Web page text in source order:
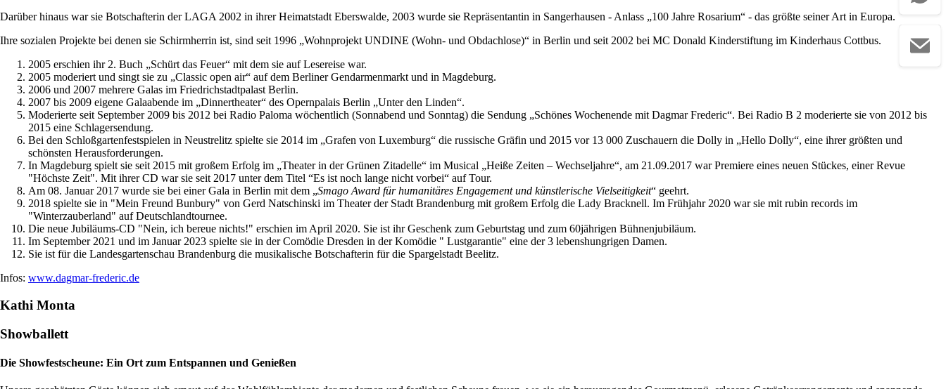
Darüber hinaus war sie Botschafterin der LAGA 2002 in ihrer Heimatstadt Eberswalde, 2003 wurde sie Repräsentantin in Sangerhausen - Anlass „100 Jahre Rosarium“ - das größte seiner Art in Europa.
Ihre sozialen Projekte bei denen sie Schirmherrin ist, sind seit 1996 „Wohnprojekt UNDINE (Wohn- und Obdachlose)“ in Berlin und seit 2002 bei MC Donald Kinderstiftung im Kinderhaus Cottbus.
2005 erschien ihr 2. Buch „Schürt das Feuer“ mit dem sie auf Lesereise war.
2005 moderiert und singt sie zu „Classic open air“ auf dem Berliner Gendarmenmarkt und in Magdeburg.
2006 und 2007 mehrere Galas im Friedrichstadtpalast Berlin.
2007 bis 2009 eigene Galaabende im „Dinnertheater“ des Opernpalais Berlin „Unter den Linden“.
Moderierte seit September 2009 bis 2012 bei Radio Paloma wöchentlich (Sonnabend und Sonntag) die Sendung „Schönes Wochenende mit Dagmar Frederic“. Bei Radio B 2 moderierte sie von 2012 bis
2015 eine Schlagersendung.
Bei den Schloßgartenfestspielen in Neustrelitz spielte sie 2014 im „Grafen von Luxemburg“ die russische Gräfin und 2015 vor 13 000 Zuschauern die Dolly in „Hello Dolly“, eine ihrer größten und
schönsten Herausforderungen.
In Magdeburg spielt sie seit 2015 mit großem Erfolg im „Theater in der Grünen Zitadelle“ im Musical „Heiße Zeiten – Wechseljahre“, am 21.09.2017 war Premiere eines neuen Stückes, einer Revue
"Höchste Zeit". Mit ihrer CD war sie seit 2017 unter dem Titel “Es ist noch lange nicht vorbei“ auf Tour.
Am 08. Januar 2017 wurde sie bei einer Gala in Berlin mit dem „Smago Award für humanitäres Engagement und künstlerische Vielseitigkeit“ geehrt.
2018 spielte sie in "Mein Freund Bunbury" von Gerd Natschinski im Theater der Stadt Brandenburg mit großem Erfolg die Lady Bracknell. Im Frühjahr 2020 war sie mit rubin records im
"Winterzauberland" auf Deutschlandtournee.
Die neue Jubiläums-CD "Nein, ich bereue nichts!" erschien im April 2020. Sie ist ihr Geschenk zum Geburtstag und zum 60jährigen Bühnenjubiläum.
Im September 2021 und im Januar 2023 spielte sie in der Comödie Dresden in der Komödie " Lustgarantie" eine der 3 lebenshungrigen Damen.
Sie ist für die Landesgartenschau Brandenburg die musikalische Botschafterin für die Spargelstadt Beelitz.
Infos: www.dagmar-frederic.de
Kathi Monta
Showballett
Die Showfestscheune: Ein Ort zum Entspannen und Genießen